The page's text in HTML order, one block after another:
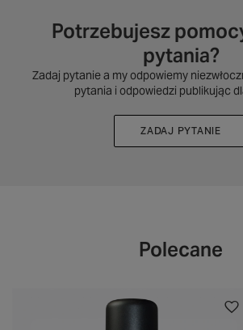
Potrzebujesz
pytania?
Zadaj pytanie a my odpowiemy
pytania i odpowiedzi publikując
ZADAJ PYTANIE
Polecane